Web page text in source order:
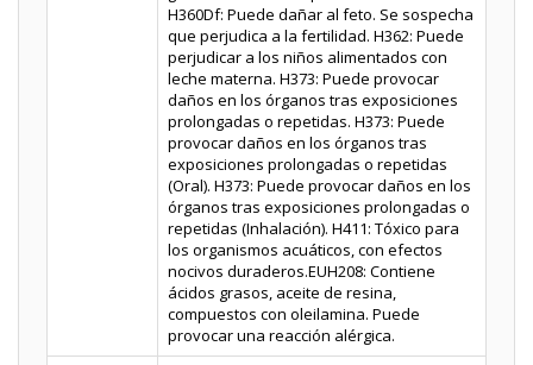
H360Df: Puede dañar al feto. Se sospecha
que perjudica a la fertilidad. H362: Puede
perjudicar a los niños alimentados con
leche materna. H373: Puede provocar
daños en los órganos tras exposiciones
prolongadas o repetidas. H373: Puede
provocar daños en los órganos tras
exposiciones prolongadas o repetidas
(Oral). H373: Puede provocar daños en los
órganos tras exposiciones prolongadas o
repetidas (Inhalación). H411: Tóxico para
los organismos acuáticos, con efectos
nocivos duraderos.EUH208: Contiene
ácidos grasos, aceite de resina,
compuestos con oleilamina. Puede
provocar una reacción alérgica.